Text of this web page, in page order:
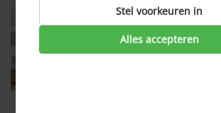
Stel voorkeuren in
Alles accepteren